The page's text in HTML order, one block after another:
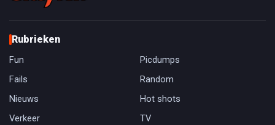
Rubrieken
Fun
Picdumps
Fails
Random
Nieuws
Hot shots
Verkeer
TV